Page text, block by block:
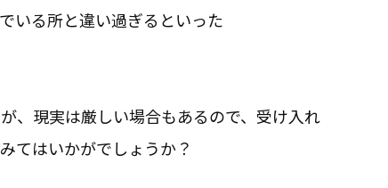
いる所と違い過ぎるといった
、現実は厳しい場合もあるので、受け入れ
てはいかがでしょうか？